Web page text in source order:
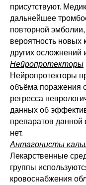
присутствуют.
дальнейшее
повторной
вероятность новых
других осложнений
Нейропротекторы
Нейропротекторы
объёма поражения
регресса
данных об
препаратов данной
нет.
Антагонисты
Лекарственные
группы
кровоснабжения